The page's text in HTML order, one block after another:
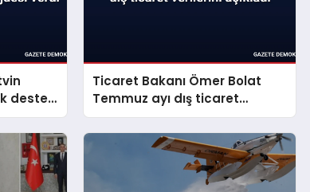
destek
Ticaret Bakanı Ömer Bolat
Temmuz ayı dış ticaret
verilerini açıkladı